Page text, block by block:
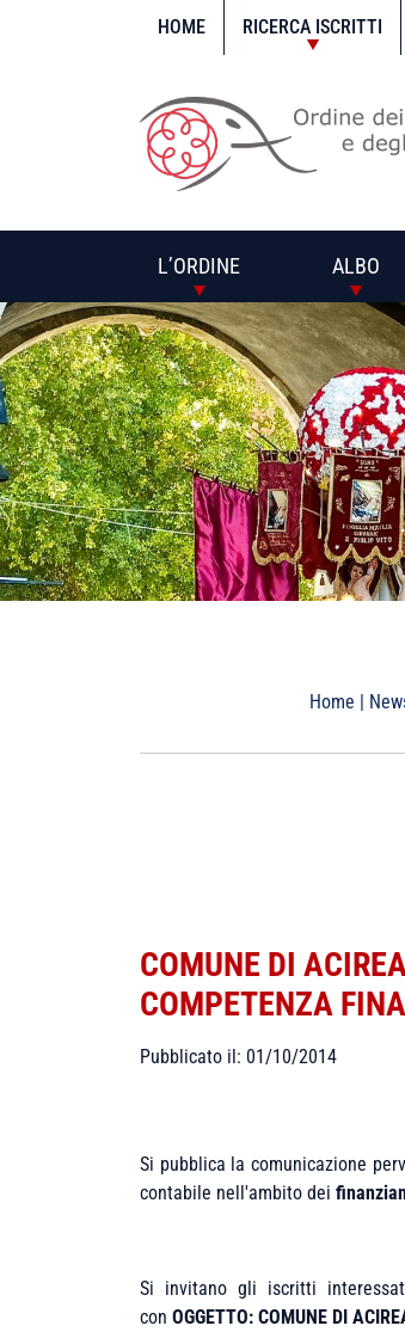
HOME RICERCA ISCRITTI
L’ORDINE ALBO
Home |
COMUNE DI
COMPETENZA
Pubblicato il: 01/10/2014
Si pubblica la comunicazione
contabile nell'ambito dei
Si invitano gli iscritti
con OGGETTO: COMUNE DI